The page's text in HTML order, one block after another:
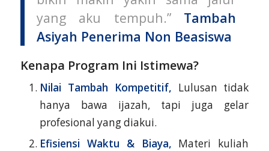
yang aku tempuh.” Tambah
Asiyah Penerima Non Beasiswa
Kenapa Program Ini Istimewa?
Nilai Tambah Kompetitif, Lulusan tidak
hanya bawa ijazah, tapi juga gelar
profesional yang diakui.
Efisiensi Waktu & Biaya, Materi kuliah